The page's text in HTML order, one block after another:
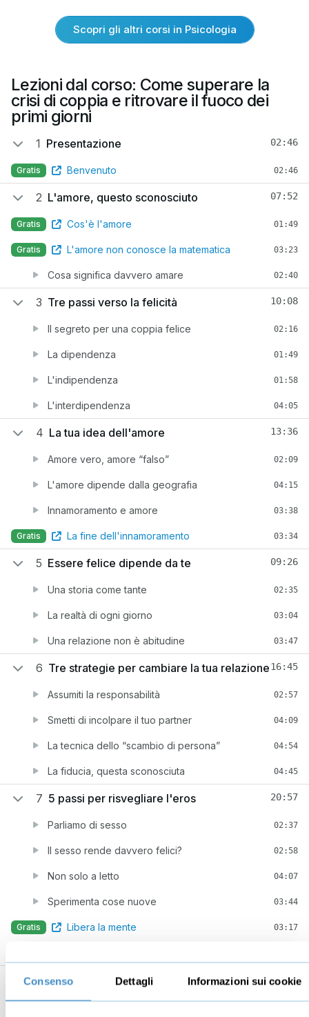
Consenso Dettagli Informazioni sui cookie
Scopri gli altri corsi in Psicologia
Lezioni dal corso: Come superare la
crisi di coppia e ritrovare il fuoco dei
primi giorni
1 Presentazione 02:46
Gratis Benvenuto 02:46
2 L'amore, questo sconosciuto 07:52
Gratis Cos'è l'amore 01:49
Gratis L'amore non conosce la matematica 03:23
Cosa significa davvero amare 02:40
3 Tre passi verso la felicità 10:08
Il segreto per una coppia felice 02:16
La dipendenza 01:49
L'indipendenza 01:58
L'interdipendenza 04:05
4 La tua idea dell'amore 13:36
Amore vero, amore “falso” 02:09
L'amore dipende dalla geografia 04:15
Innamoramento e amore 03:38
Gratis La fine dell'innamoramento 03:34
5 Essere felice dipende da te 09:26
Una storia come tante 02:35
La realtà di ogni giorno 03:04
Una relazione non è abitudine 03:47
6 Tre strategie per cambiare la tua relazione16:45
Assumiti la responsabilità 02:57
Smetti di incolpare il tuo partner 04:09
La tecnica dello “scambio di persona” 04:54
La fiducia, questa sconosciuta 04:45
7 5 passi per risvegliare l'eros 20:57
Parliamo di sesso 02:37
Il sesso rende davvero felici? 02:58
Non solo a letto 04:07
Sperimenta cose nuove 03:44
Gratis Libera la mente 03:17
8 Inizia ad agire 04:05